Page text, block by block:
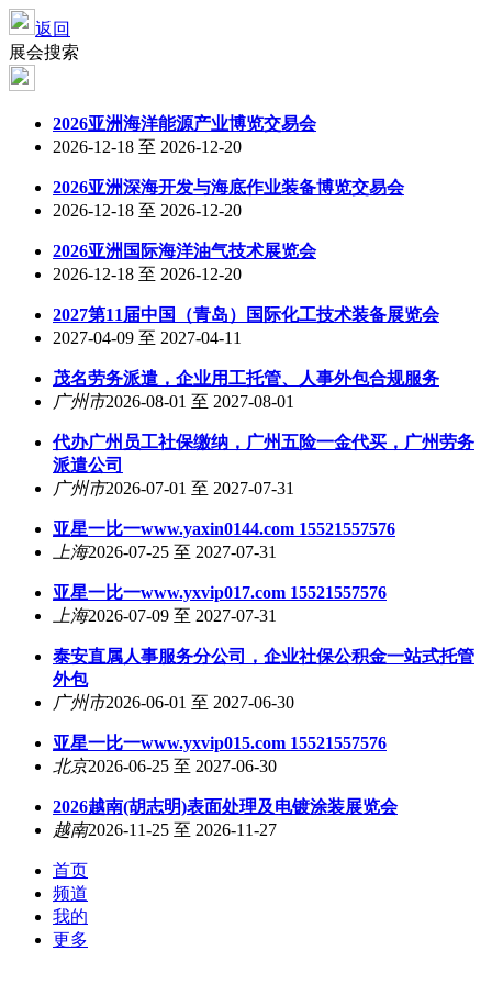
返回
展会搜索
2026亚洲海洋能源产业博览交易会
2026-12-18 至 2026-12-20
2026亚洲深海开发与海底作业装备博览交易会
2026-12-18 至 2026-12-20
2026亚洲国际海洋油气技术展览会
2026-12-18 至 2026-12-20
2027第11届中国（青岛）国际化工技术装备展览会
2027-04-09 至 2027-04-11
茂名劳务派遣，企业用工托管、人事外包合规服务
广州市2026-08-01 至 2027-08-01
代办广州员工社保缴纳，广州五险一金代买，广州劳务
派遣公司
广州市2026-07-01 至 2027-07-31
亚星一比一www.yaxin0144.com 15521557576
上海2026-07-25 至 2027-07-31
亚星一比一www.yxvip017.com 15521557576
上海2026-07-09 至 2027-07-31
泰安直属人事服务分公司，企业社保公积金一站式托管
外包
广州市2026-06-01 至 2027-06-30
亚星一比一www.yxvip015.com 15521557576
北京2026-06-25 至 2027-06-30
2026越南(胡志明)表面处理及电镀涂装展览会
越南2026-11-25 至 2026-11-27
首页
频道
我的
更多